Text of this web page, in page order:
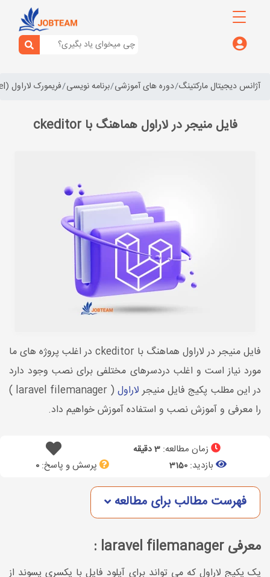
آژانس دیجیتال مارکتینگ دوره های آموزشی برنامه نویسی فریمورک لاراول (laravel)
فایل منیجر در لاراول هماهنگ با ckeditor
فایل منیجر در لاراول هماهنگ با ckeditor در اغلب پروژه های ما
مورد نیاز است و اغلب دردسرهای مختلفی برای نصب وجود دارد
در این مطلب پکیج فایل منیجرلاراول
( laravel filemanager )
را معرفی و آموزش نصب و استفاده آموزش خواهیم داد.
زمان مطالعه: 3 دقیقه
بازدید: 3150 پرسش و پاسخ:0
فهرست مطالب برای مطالعه
معرفی laravel filemanager :
یک پکیج لاراول که می تواند برای آپلود فایل با یکسری پسوند از